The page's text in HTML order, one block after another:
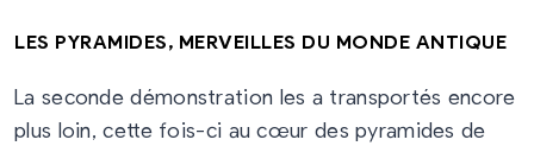
LES PYRAMIDES, MERVEILLES DU MONDE ANTIQUE
La seconde démonstration les a transportés encore
plus loin, cette fois-ci au cœur des pyramides de